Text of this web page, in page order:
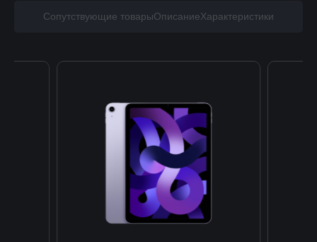
Сопутствующие товарыОписаниеХарактеристики